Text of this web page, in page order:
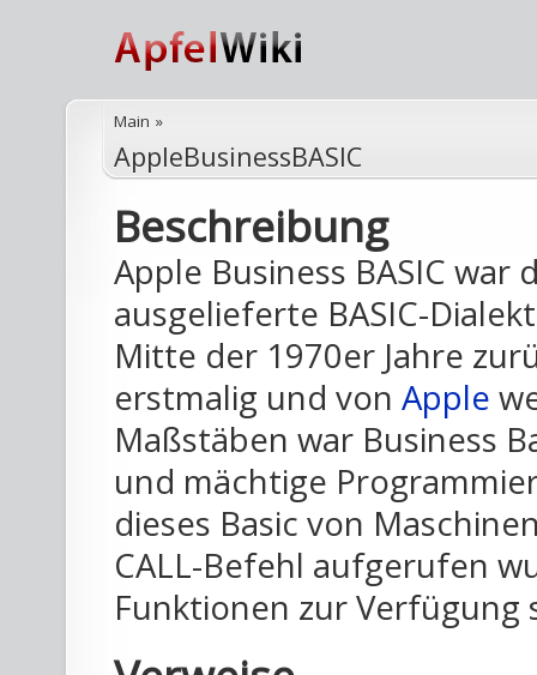
Main »
AppleBusinessBASIC
Beschreibung
Apple Business BASIC
ausgelieferte BASIC-
Mitte der 1970er Jahre
erstmalig und von Apple
Maßstäben war Business
und mächtige
dieses Basic von
CALL-Befehl aufgerufen
Funktionen zur Verfügung